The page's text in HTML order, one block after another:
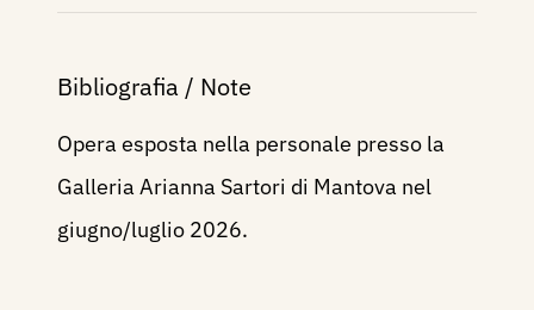
Bibliografia / Note
Opera esposta nella personale presso la
Galleria Arianna Sartori di Mantova nel
giugno/luglio 2026.